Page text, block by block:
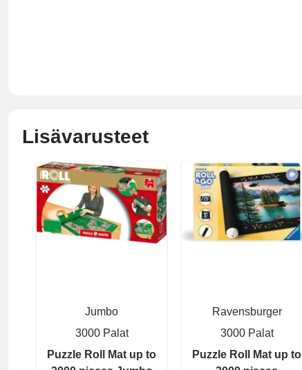
Lisävarusteet
Jumbo
3000 Palat
Puzzle Roll Mat up to
Ravensburger
3000 Palat
Puzzle Roll Mat up to